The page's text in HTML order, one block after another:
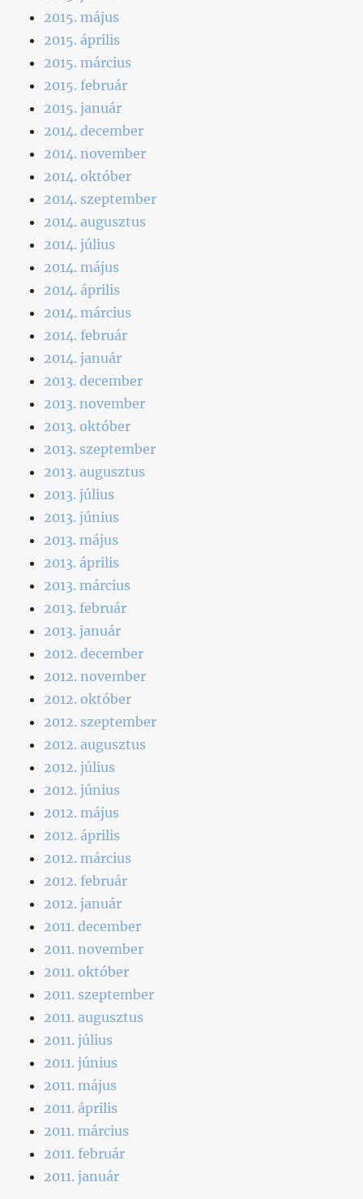
2015. május
2015. április
2015. március
2015. február
2015. január
2014. december
2014. november
2014. október
2014. szeptember
2014. augusztus
2014. július
2014. május
2014. április
2014. március
2014. február
2014. január
2013. december
2013. november
2013. október
2013. szeptember
2013. augusztus
2013. július
2013. június
2013. május
2013. április
2013. március
2013. február
2013. január
2012. december
2012. november
2012. október
2012. szeptember
2012. augusztus
2012. július
2012. június
2012. május
2012. április
2012. március
2012. február
2012. január
2011. december
2011. november
2011. október
2011. szeptember
2011. augusztus
2011. július
2011. június
2011. május
2011. április
2011. március
2011. február
2011. január